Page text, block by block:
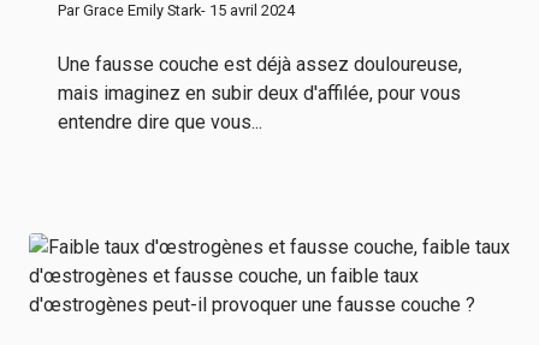
Par Grace Emily Stark- 15 avril 2024
Une fausse couche est déjà assez douloureuse,
mais imaginez en subir deux d'affilée, pour vous
entendre dire que vous...